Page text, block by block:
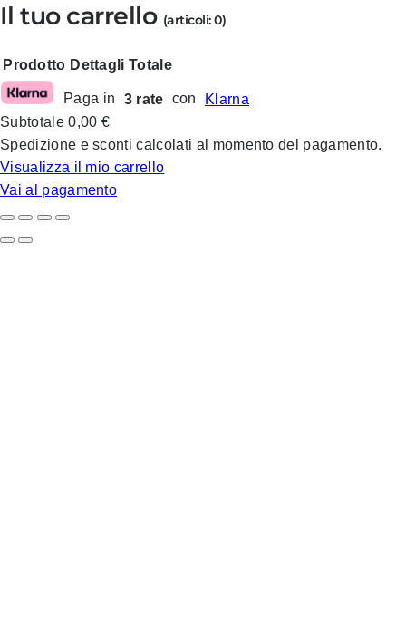
Il tuo carrello (articoli: 0)
Prodotti
nel
carrello
Prodotto Dettagli Totale
Paga in 3 rate con
Klarna
Subtotale0,00 €
Spedizione e sconti calcolati al momento del pagamento.
Visualizza il mio carrello
Vai al pagamento